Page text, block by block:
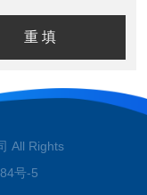
All Rights
号-5